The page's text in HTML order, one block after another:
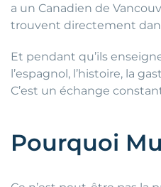
a un Canadien de
trouvent directement
Et pendant qu’ils
l’espagnol, l’histoire, la
C’est un échange
Pourquoi